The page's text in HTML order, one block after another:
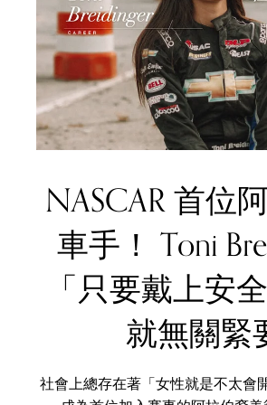
NASCAR 首位
車手！ Toni
「只要戴上安
就無關緊
社會上總存在著「女性就是不太會